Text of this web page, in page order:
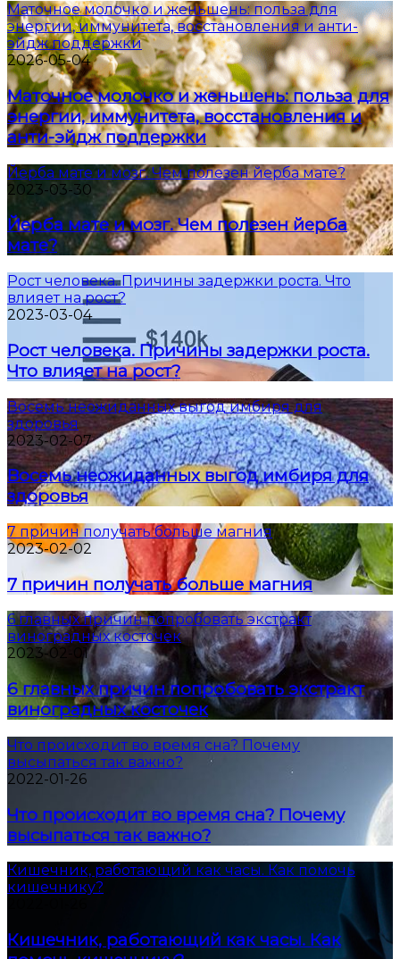
Маточное молочко и женьшень: польза для
энергии, иммунитета, восстановления и анти-
эйдж поддержки
2026-05-04
Маточное молочко и женьшень: польза для
энергии, иммунитета, восстановления и
анти-эйдж поддержки
Йерба мате и мозг. Чем полезен йерба мате?
2023-03-30
Йерба мате и мозг. Чем полезен йерба
мате?
Рост человека. Причины задержки роста. Что
влияет на рост?
2023-03-04
Рост человека. Причины задержки роста.
Что влияет на рост?
Восемь неожиданных выгод имбиря для
здоровья
2023-02-07
Восемь неожиданных выгод имбиря для
здоровья
7 причин получать больше магния
2023-02-02
7 причин получать больше магния
6 главных причин попробовать экстракт
виноградных косточек
2023-02-01
6 главных причин попробовать экстракт
виноградных косточек
Что происходит во время сна? Почему
высыпаться так важно?
2022-01-26
Что происходит во время сна? Почему
высыпаться так важно?
Кишечник, работающий как часы. Как помочь
кишечнику?
Кишечник, работающий как часы. Как